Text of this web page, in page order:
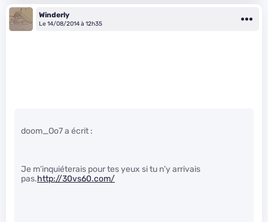
Winderly
Le 14/08/2014 à 12h35
doom_Oo7 a écrit :
Je m’inquiéterais pour tes yeux si tu n’y arrivais
pas.http://30vs60.com/